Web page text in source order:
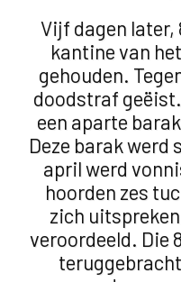
Vijf dagen later,
kantine van
gehouden.
doodstraf
een aparte
Deze barak werd
april werd
hoorden zes
zich
veroordeeld. Die